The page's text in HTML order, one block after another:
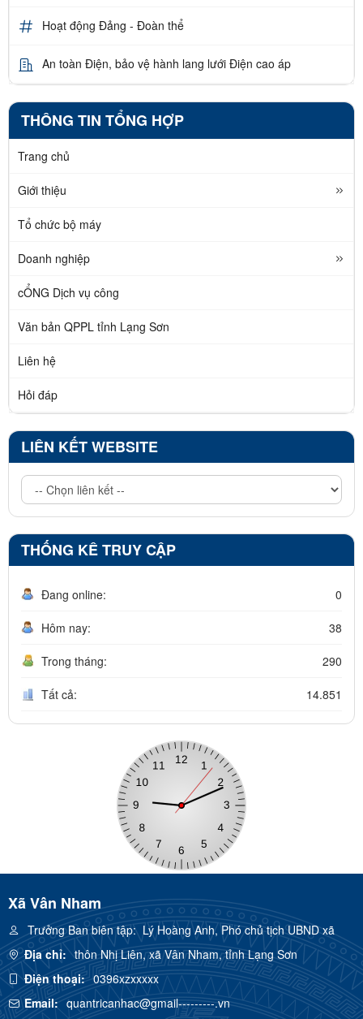
Hoạt động Đảng - Đoàn thể
An toàn Điện, bảo vệ hành lang lưới Điện cao áp
THÔNG TIN TỔNG HỢP
Trang chủ
Giới thiệu
Tổ chức bộ máy
Doanh nghiệp
cỔNG Dịch vụ công
Văn bản QPPL tỉnh Lạng Sơn
Liên hệ
Hỏi đáp
LIÊN KẾT WEBSITE
THỐNG KÊ TRUY CẬP
Đang online: 0
Hôm nay: 38
Trong tháng: 290
Tất cả: 14.851
Xã Vân Nham
Trưởng Ban biên tập:Lý Hoàng Anh, Phó chủ tịch UBND xã
Địa chỉ: thôn Nhị Liên, xã Vân Nham, tỉnh Lạng Sơn
Điện thoại: 0396xzxxxxx
Email: quantricanhac@gmail---------.vn